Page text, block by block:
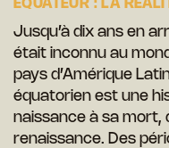
EQUATEUR : LA
Jusqu’à dix ans en
était inconnu au
pays d’Amérique
équatorien est une
naissance à sa mort,
renaissance. Des